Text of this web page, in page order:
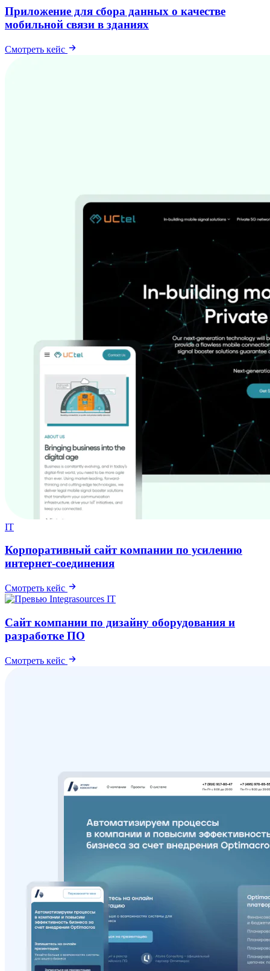
Приложение для сбора данных о качестве
мобильной связи в зданиях
Смотреть кейс
IT
Корпоративный сайт компании по усилению
интернет-соединения
Смотреть кейс
IT
Сайт компании по дизайну оборудования и
разработке ПО
Смотреть кейс